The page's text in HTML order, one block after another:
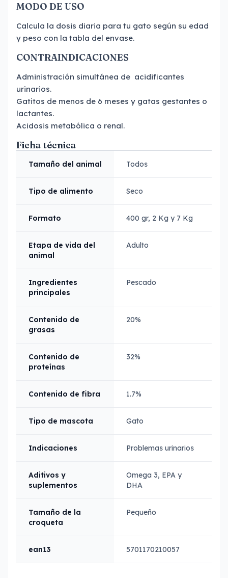
MODO DE USO
Calcula la dosis diaria para tu gato según su edad
y peso con la tabla del envase.
CONTRAINDICACIONES
Administración simultánea de acidificantes
urinarios.
Gatitos de menos de 6 meses y gatas gestantes o
lactantes.
Acidosis metabólica o renal.
Ficha técnica
Tamaño del animal Todos
Tipo de alimento Seco
Formato 400 gr, 2 Kg y 7 Kg
Etapa de vida del
animal
Adulto
Ingredientes
principales
Pescado
Contenido de
grasas
20%
Contenido de
proteínas
32%
Contenido de fibra 1.7%
Tipo de mascota Gato
Indicaciones Problemas urinarios
Aditivos y
suplementos
Omega 3, EPA y
DHA
Tamaño de la
croqueta
Pequeño
ean13 5701170210057